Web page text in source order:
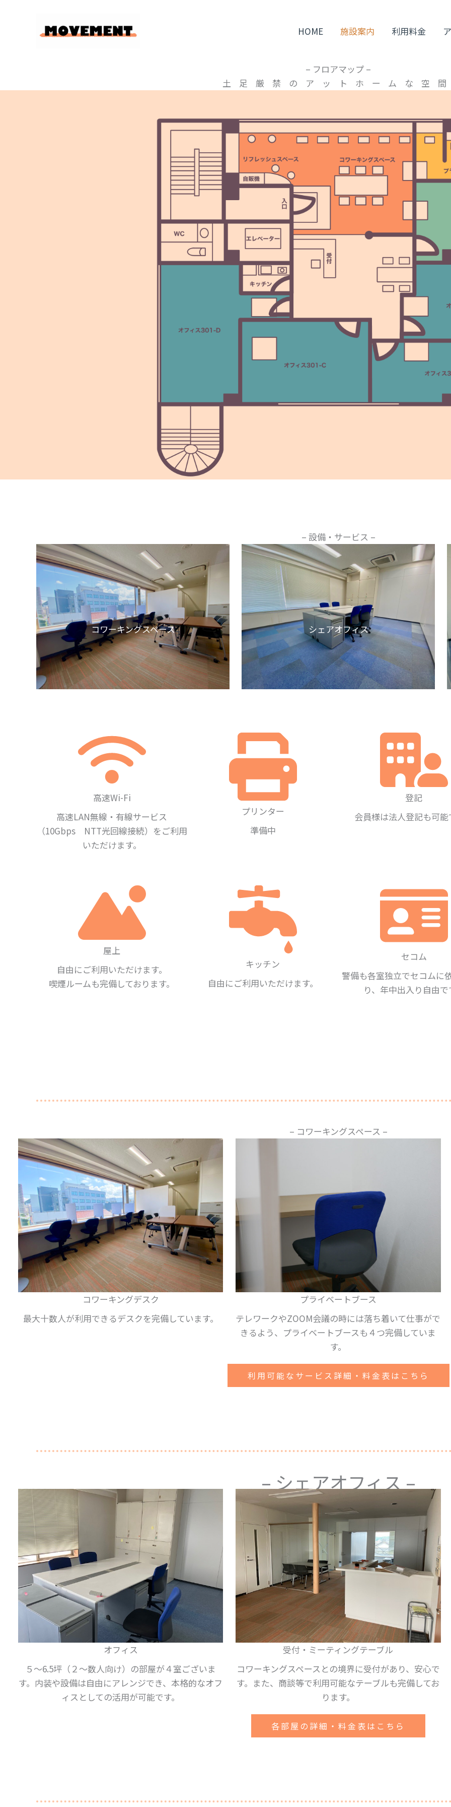
HOME 施設案内 利用料金
– フロアマップ –
土足厳禁のアットホームな空
– 設備・サービス –
コワーキングスペース シェアオフィス
高速Wi-Fi
高速LAN無線・有線サービス
（10Gbps NTT光回線接続）をご利用
いただけます。
プリンター
準備中
登記
会員様は法人登記も可能
屋上
自由にご利用いただけます。
喫煙ルームも完備しております。
キッチン
自由にご利用いただけます。
セコム
警備も各室独立でセコムに
り、年中出入り自由で
– コワーキングスペース –
コワーキングデスク
最大十数人が利用できるデスクを完備しています。
プライベートブース
テレワークやZOOM会議の時には落ち着いて仕事がで
きるよう、プライベートブースも４つ完備していま
す。
利用可能なサービス詳細・料金表はこちら
– シェアオフィス –
オフィス
５～6.5坪（２～数人向け）の部屋が４室ございま
す。内装や設備は自由にアレンジでき、本格的なオフ
ィスとしての活用が可能です。
受付・ミーティングテーブル
コワーキングスペースとの境界に受付があり、安心で
す。また、商談等で利用可能なテーブルも完備してお
ります。
各部屋の詳細・料金表はこちら